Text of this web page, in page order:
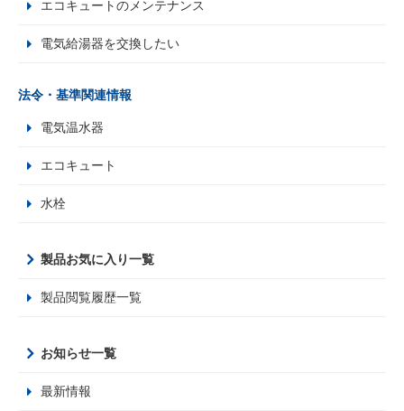
エコキュートのメンテナンス
電気給湯器を交換したい
法令・基準関連情報
電気温水器
エコキュート
水栓
製品お気に入り一覧
製品閲覧履歴一覧
お知らせ一覧
最新情報